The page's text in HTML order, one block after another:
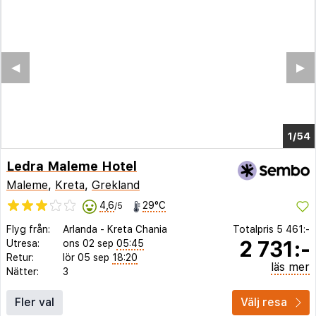
1/49
▶︎
◀︎
Ledra Maleme Hotel
Maleme, Kreta, Grekland
4,6/5 29°C
Flyg från: Arlanda - Kreta Chania
Utresa:
ons 02 sep 05:45
Retur:
lör 05 sep 18:20
Nätter:
3
Totalpris 5 461:-
2 731:-
läs mer
Fler val Välj resa